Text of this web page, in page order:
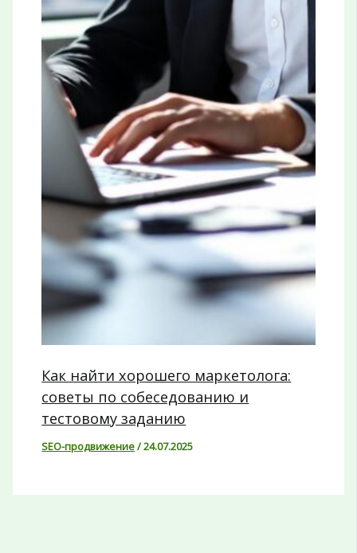
Как найти хорошего маркетолога:
советы по собеседованию и
тестовому заданию
SEO-продвижение/24.07.2025